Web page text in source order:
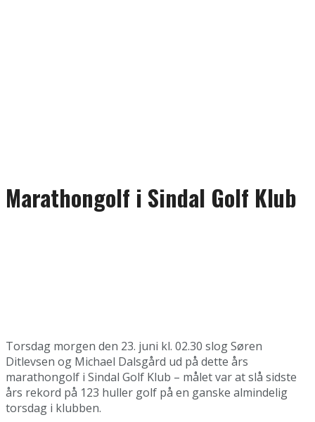
Marathongolf i Sindal Golf Klub
Torsdag morgen den 23. juni kl. 02.30 slog Søren
Ditlevsen og Michael Dalsgård ud på dette års
marathongolf i Sindal Golf Klub – målet var at slå sidste
års rekord på 123 huller golf på en ganske almindelig
torsdag i klubben.